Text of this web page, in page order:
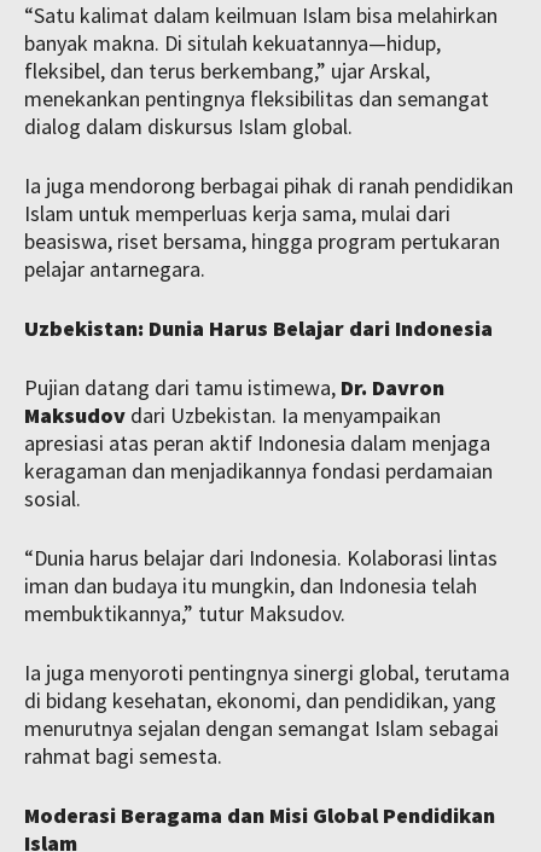
“Satu kalimat dalam keilmuan Islam bisa melahirkan
banyak makna. Di situlah kekuatannya—hidup,
fleksibel, dan terus berkembang,” ujar Arskal,
menekankan pentingnya fleksibilitas dan semangat
dialog dalam diskursus Islam global.
Ia juga mendorong berbagai pihak di ranah pendidikan
Islam untuk memperluas kerja sama, mulai dari
beasiswa, riset bersama, hingga program pertukaran
pelajar antarnegara.
Uzbekistan: Dunia Harus Belajar dari Indonesia
Pujian datang dari tamu istimewa, Dr. Davron
Maksudov dari Uzbekistan. Ia menyampaikan
apresiasi atas peran aktif Indonesia dalam menjaga
keragaman dan menjadikannya fondasi perdamaian
sosial.
“Dunia harus belajar dari Indonesia. Kolaborasi lintas
iman dan budaya itu mungkin, dan Indonesia telah
membuktikannya,” tutur Maksudov.
Ia juga menyoroti pentingnya sinergi global, terutama
di bidang kesehatan, ekonomi, dan pendidikan, yang
menurutnya sejalan dengan semangat Islam sebagai
rahmat bagi semesta.
Moderasi Beragama dan Misi Global Pendidikan
Islam